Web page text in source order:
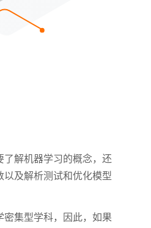
了解机器学习的概念，还
及解析测试和优化模型
密集型学科，因此，如果